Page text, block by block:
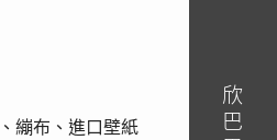
繃布、進口壁紙